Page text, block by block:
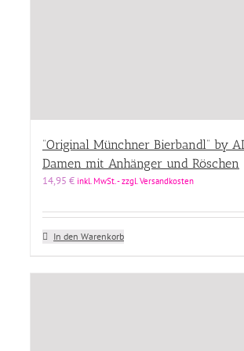
“Original Münchner Bierbandl” by
Damen mit Anhänger und Röschen
14,95 € inkl. MwSt. - zzgl. Versandkosten
In den Warenkorb